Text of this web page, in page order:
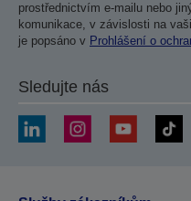
prostřednictvím e-mailu nebo
komunikace, v závislosti na
je popsáno v Prohlášení o
Sledujte nás